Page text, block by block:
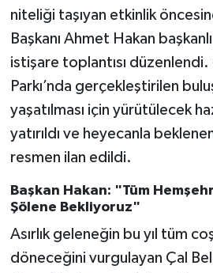
niteliği taşıyan etkinlik
Başkanı Ahmet Hakan
istişare toplantısı
Parkı’nda gerçekleştirilen
yaşatılması için yürütülecek
yatırıldı ve heyecanla
resmen ilan edildi.
Başkan Hakan: "Tüm
Şölene Bekliyoruz"
Asırlık geleneğin bu yıl tüm
döneceğini vurgulayan Çal